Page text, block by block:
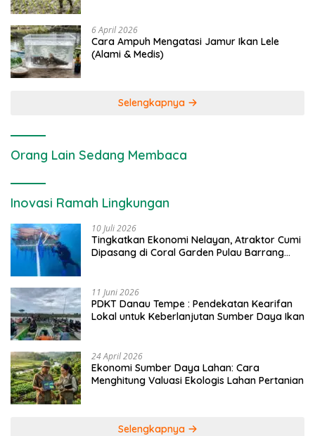
6 April 2026
Cara Ampuh Mengatasi Jamur Ikan Lele
(Alami & Medis)
Selengkapnya
Orang Lain Sedang Membaca
Inovasi Ramah Lingkungan
10 Juli 2026
Tingkatkan Ekonomi Nelayan, Atraktor Cumi
Dipasang di Coral Garden Pulau Barrang
11 Juni 2026
PDKT Danau Tempe : Pendekatan Kearifan
Lokal untuk Keberlanjutan Sumber Daya Ikan
24 April 2026
Ekonomi Sumber Daya Lahan: Cara
Menghitung Valuasi Ekologis Lahan Pertanian
Selengkapnya